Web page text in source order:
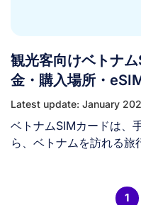
ば、旅行中ずっと、日本
携帯電話ネットワークを
日本旅行用のSIMカード
種類あります：音声通話
ードと、音声通話機能あ
トメッセージが利用可
観光客向けベトナ
金・購入場所・
Latest update: January
ベトナムSIMカードは、
ら、ベトナムを訪れる旅
カードがあれば、通話1